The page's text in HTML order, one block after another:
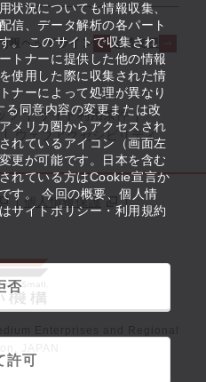
状況についても情報収集、
信、データ解析の各パート
。 このサイトで収集され
トナーに提供した他の情報
使用した際に収集された情
ナーによって処理が異なり
同意内容の変更または改
メリカ圏からアクセスされ
れているアイコン（画面左
更が可能です。日本を含む
れている方はCookie宣言か
す。 今回の概要、個人情
サイトポリシー・利用規約
否
許可
報ヘッドライン
起業支援
プ
サイト利用条件
ウェブアクセシビリティ
個人情報保護